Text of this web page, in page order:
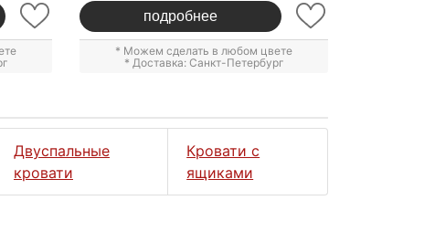
подробнее
* Можем сделать в любом цвете
* Доставка: Санкт-Петербург
Двуспальные
кровати
Кровати с
ящиками